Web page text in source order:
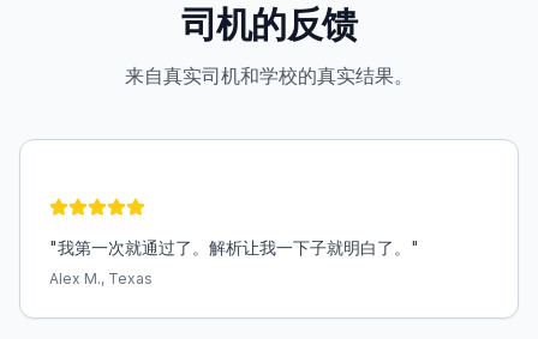
司机的反馈
来自真实司机和学校的真实结果。
"我第一次就通过了。解析让我一下子就明白了。 "
Alex M., Texas